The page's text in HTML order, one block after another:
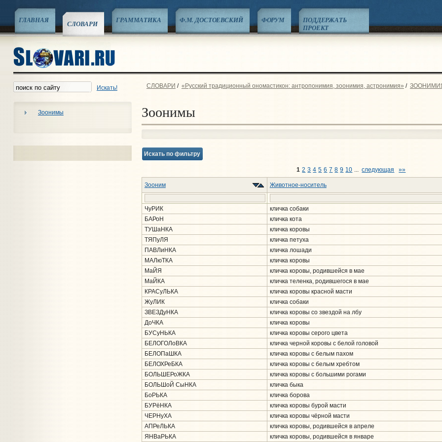
ГЛАВНАЯ СЛОВАРИ ГРАММАТИКА Ф.М. ДОСТОЕВСКИЙ ФОРУМ
ПОДДЕРЖАТЬ
ПРОЕКТ
Искать!
Зоонимы
СЛОВАРИ / «Русский традиционный ономастикон: антропонимия, зоонимия, астронимия» /
Зоонимы
Искать по фильтру
1 2 3 4 5 6 7 8 9 10 ...следующая »»
Зооним Животное-носитель
ЧуРИК
кличка собаки
БАРоН
кличка кота
ТУШаНКА
кличка коровы
ТЯПуЛЯ
кличка петуха
ПАВЛиНКА
кличка лошади
МАЛюТКА
кличка коровы
МаЙЯ
кличка коровы, родившейся в мае
МаЙКА
кличка теленка, родившегося в мае
КРАСуЛЬКА
кличка коровы красной масти
ЖуЛИК
кличка собаки
ЗВЕЗДуНКА
кличка коровы со звездой на лбу
ДоЧКА
кличка коровы
БУСуНЬКА
кличка коровы серого цвета
БЕЛОГОЛоВКА
кличка черной коровы с белой головой
БЕЛОПаШКА
кличка коровы с белым пахом
БЕЛОХРеБКА
кличка коровы с белым хребтом
БОЛЬШЕРоЖКА
кличка коровы с большими рогами
БОЛЬШоЙ СыНКА
кличка быка
БоРЬКА
кличка борова
БУРёНКА
кличка коровы бурой масти
ЧЕРНуХА
кличка коровы чёрной масти
АПРеЛЬКА
кличка коровы, родившейся в апреле
ЯНВаРЬКА
кличка коровы, родившейся в январе